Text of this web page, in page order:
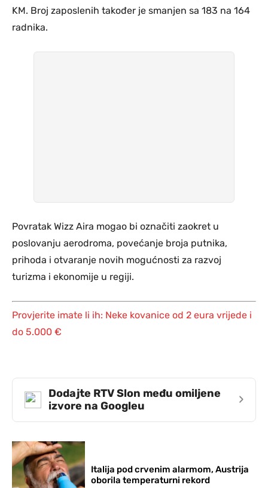
KM. Broj zaposlenih također je smanjen sa 183 na 164
radnika.
Povratak Wizz Aira mogao bi označiti zaokret u
poslovanju aerodroma, povećanje broja putnika,
prihoda i otvaranje novih mogućnosti za razvoj
turizma i ekonomije u regiji.
Provjerite imate li ih: Neke kovanice od 2 eura vrijede i
do 5.000 €
Dodajte RTV Slon među omiljene
izvore na Googleu
›
Italija pod crvenim alarmom, Austrija
oborila temperaturni rekord